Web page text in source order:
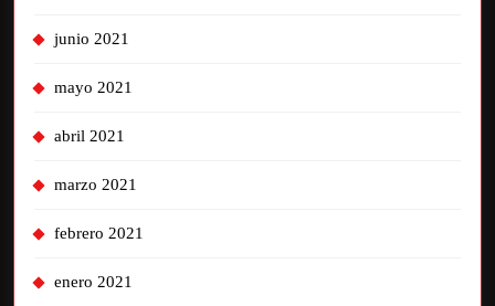
junio 2021
mayo 2021
abril 2021
marzo 2021
febrero 2021
enero 2021